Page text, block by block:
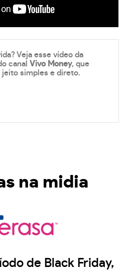
Veja esse vídeo da
canalVivo Money, que
simples e direto.
na midia
de Black Friday,